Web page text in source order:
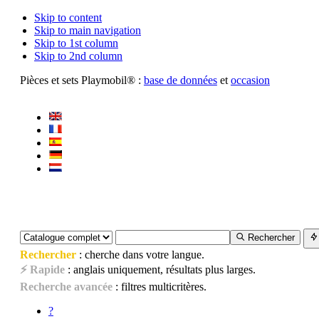
Skip to content
Skip to main navigation
Skip to 1st column
Skip to 2nd column
Pièces et sets Playmobil® : base de donnéeset occasion
Rechercher
Rechercher: cherche dans votre langue.
⚡ Rapide: anglais uniquement, résultats plus larges.
Recherche avancée: filtres multicritères.
?